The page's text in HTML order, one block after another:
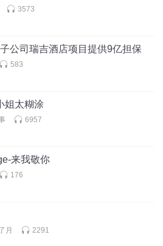
3573
公司瑞吉酒店项目提供9亿担保
583
姐太糊涂
6957
来我敬你
176
月 2291